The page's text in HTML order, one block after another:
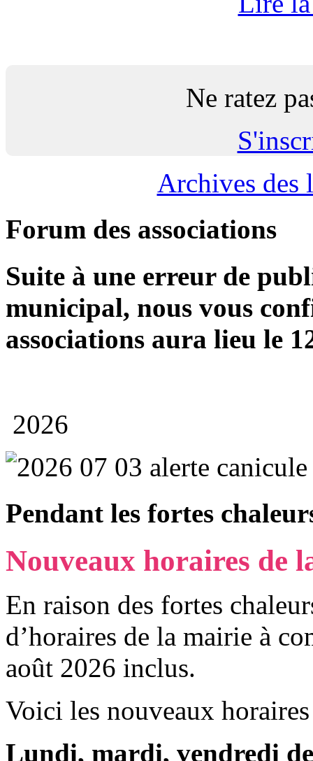
Ne ratez
Archives des
Forum des associations
Suite à une erreur de
municipal, nous vous
associations aura lieu le
2026
Pendant les fortes
Nouveaux horaires de
En raison des fortes
d’horaires de la mairie à
août 2026 inclus.
Voici les nouveaux
Lundi, mardi, vendredi